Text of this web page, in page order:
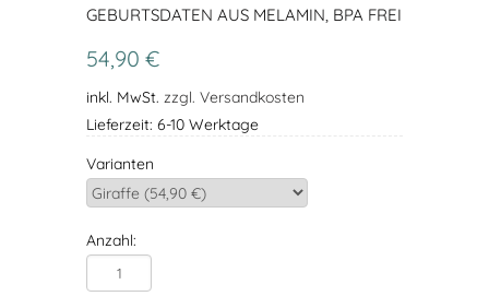
GEBURTSDATEN AUS MELAMIN, BPA FREI
54,90 €
inkl. MwSt. zzgl. Versandkosten
Lieferzeit: 6-10 Werktage
Varianten
Anzahl: